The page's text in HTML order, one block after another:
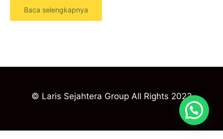
Baca selengkapnya
© Laris Sejahtera Group All Rights 2023